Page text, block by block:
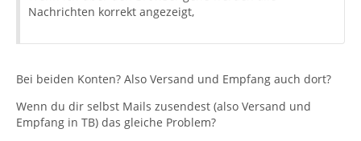
Nachrichten korrekt angezeigt,
Bei beiden Konten? Also Versand und Empfang auch dort?
Wenn du dir selbst Mails zusendest (also Versand und
Empfang in TB) das gleiche Problem?